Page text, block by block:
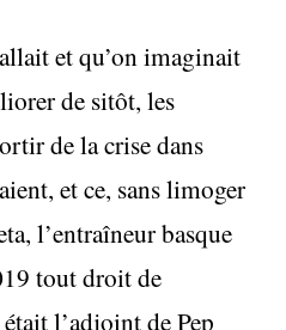
et qu’on imaginait
de sitôt, les
de la crise dans
et ce, sans limoger
l’entraîneur basque
tout droit de
l’adjoint de Pep